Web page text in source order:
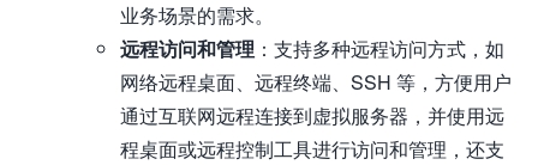
业务场景的需求。
远程访问和管理 ：支持多种远程访问方式，如
网络远程桌面、远程终端、SSH 等，方便用户
通过互联网远程连接到虚拟服务器，并使用远
程桌面或远程控制工具进行访问和管理，还支